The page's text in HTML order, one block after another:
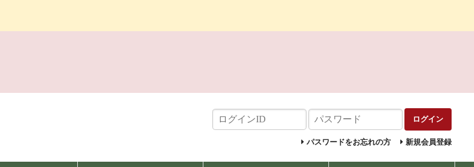
ログイン
パスワードをお忘れの方 新規会員登録